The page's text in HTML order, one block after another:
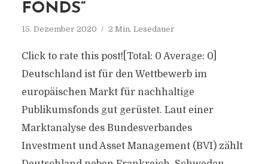
FONDS“
15. Dezember 2020 2 Min. Lesedauer
Click to rate this post![Total: 0 Average: 0]
Deutschland ist für den Wettbewerb im
europäischen Markt für nachhaltige
Publikumsfonds gut gerüstet. Laut einer
Marktanalyse des Bundesverbandes
Investment und Asset Management (BVI) zählt